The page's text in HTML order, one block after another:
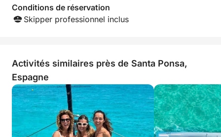
Conditions de réservation
Skipper professionnel inclus
Activités similaires près de Santa Ponsa,
Espagne